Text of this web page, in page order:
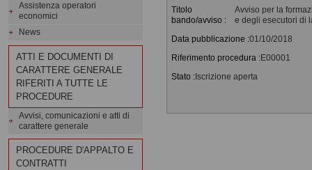
Titolo
bando/avviso :
Avviso per la
e degli esecutori di
Data pubblicazione :01/10/2018
Riferimento procedura :E00001
Stato :Iscrizione aperta
Assistenza operatori
economici
News
ATTI E DOCUMENTI DI
CARATTERE GENERALE
RIFERITI A TUTTE LE
PROCEDURE
Avvisi, comunicazioni e atti di
carattere generale
PROCEDURE D'APPALTO E
CONTRATTI